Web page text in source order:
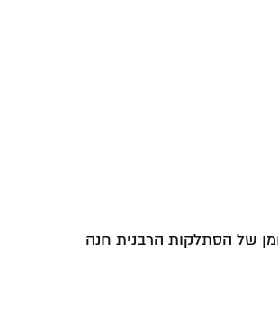
של הסתלקות הרבנית חנה